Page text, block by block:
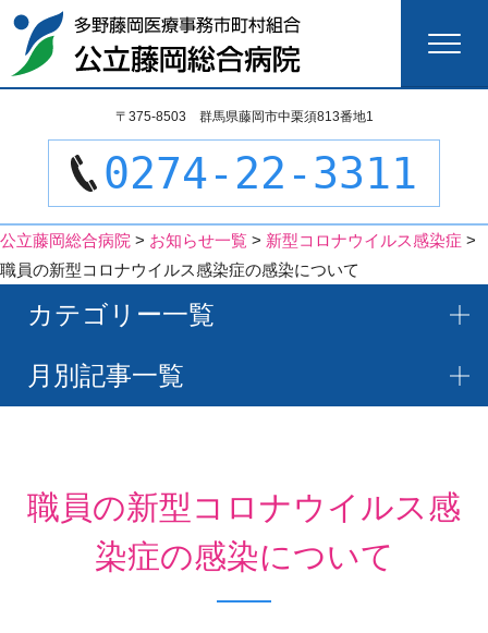
検
索:
〒375-8503 群馬県藤岡市中栗須813番地1
0274-22-3311
公立藤岡総合病院 > お知らせ一覧 > 新型コロナウイルス感染症 >
職員の新型コロナウイルス感染症の感染について
カテゴリー一覧
月別記事一覧
職員の新型コロナウイルス感
染症の感染について